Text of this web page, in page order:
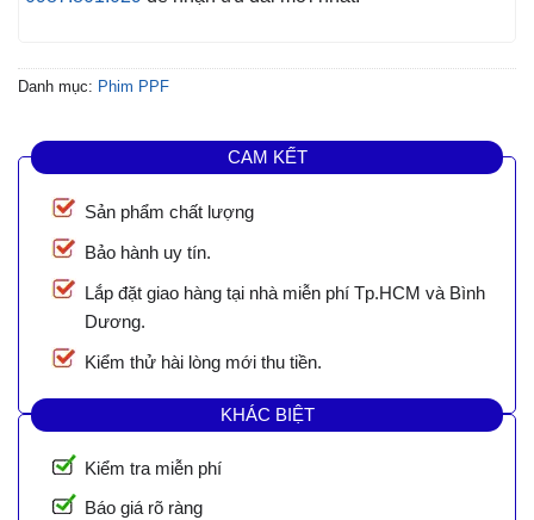
Danh mục: Phim PPF
CAM KẾT
Sản phẩm chất lượng
Bảo hành uy tín.
Lắp đặt giao hàng tại nhà miễn phí Tp.HCM và Bình
Dương.
Kiểm thử hài lòng mới thu tiền.
KHÁC BIỆT
Kiểm tra miễn phí
Báo giá rõ ràng